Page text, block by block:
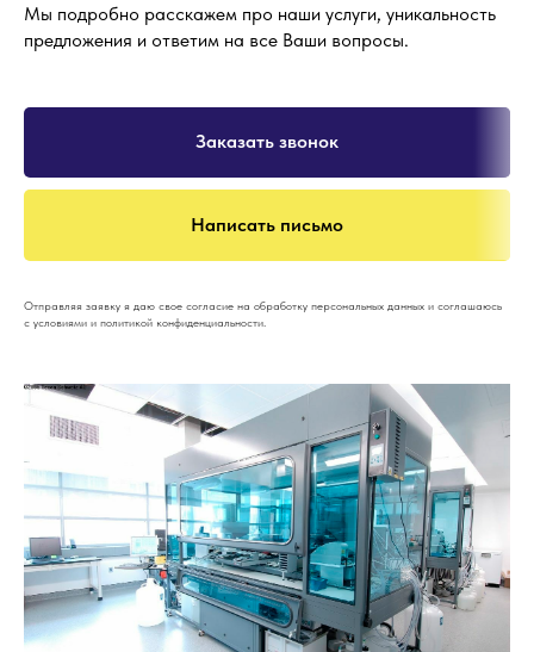
Мы подробно расскажем про наши услуги, уникальность
предложения и ответим на все Ваши вопросы.
Заказать звонок
Написать письмо
Отправляя заявку я даю свое согласие на обработку персональных данных и соглашаюсь
с условиями и политикой конфиденциальности.